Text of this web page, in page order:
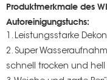
Produktmerkmale des
Autoreinigungstuchs:
1. Leistungsstarke
2. Super
schnell trocken und hell